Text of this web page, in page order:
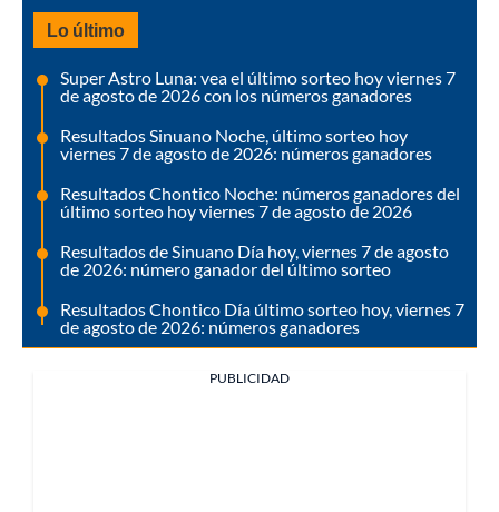
Lo último
Super Astro Luna: vea el último sorteo hoy viernes 7
de agosto de 2026 con los números ganadores
Resultados Sinuano Noche, último sorteo hoy
viernes 7 de agosto de 2026: números ganadores
Resultados Chontico Noche: números ganadores del
último sorteo hoy viernes 7 de agosto de 2026
Resultados de Sinuano Día hoy, viernes 7 de agosto
de 2026: número ganador del último sorteo
Resultados Chontico Día último sorteo hoy, viernes 7
de agosto de 2026: números ganadores
PUBLICIDAD